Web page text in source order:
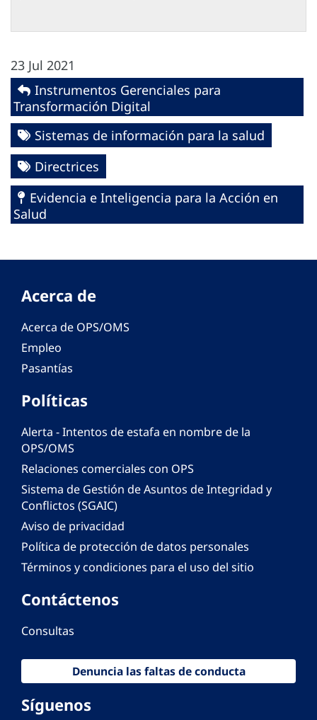
23 Jul 2021
Instrumentos Gerenciales para
Transformación Digital
Sistemas de información para la salud
Directrices
Evidencia e Inteligencia para la Acción en
Salud
Acerca de
Acerca de OPS/OMS
Empleo
Pasantías
Políticas
Alerta - Intentos de estafa en nombre de la
OPS/OMS
Relaciones comerciales con OPS
Sistema de Gestión de Asuntos de Integridad y
Conflictos (SGAIC)
Aviso de privacidad
Política de protección de datos personales
Términos y condiciones para el uso del sitio
Contáctenos
Consultas
Denuncia las faltas de conducta
Síguenos